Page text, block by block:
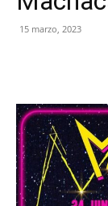
15 marzo, 2023